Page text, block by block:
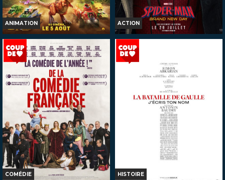
ANIMATION
LA PAT' PATROUILLE : LE FILM
MISSION DINO
Horaires et Infos
Bande-annonce
Réservation
TOUT PUBLIC
VF
ACTION
Horaires et Infos
Bande-annonce
Réservation
TOUT PUBLIC
COMÉDIE HISTOIRE